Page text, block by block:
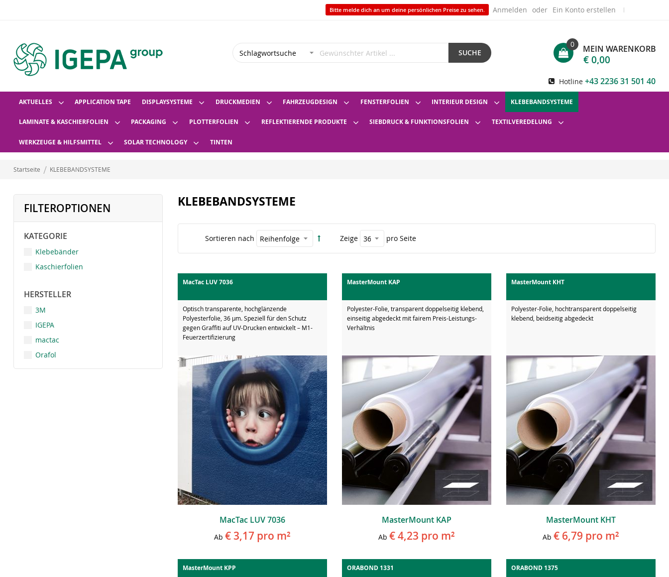
Bitte melde dich an um deine persönlichen Preise zu sehen. Anmelden Ein Konto erstellen
SUCHE MEIN WARENKORB
0
€ 0,00
Hotline +43 2236 31 501 40
AKTUELLES APPLICATION TAPE DISPLAYSYSTEME DRUCKMEDIEN FAHRZEUGDESIGN FENSTERFOLIEN INTERIEUR DESIGN KLEBEBANDSYSTEME
LAMINATE & KASCHIERFOLIEN PACKAGING PLOTTERFOLIEN REFLEKTIERENDE PRODUKTE SIEBDRUCK & FUNKTIONSFOLIEN TEXTILVEREDELUNG
WERKZEUGE & HILFSMITTEL SOLAR TECHNOLOGY TINTEN
Startseite KLEBEBANDSYSTEME
KLEBEBANDSYSTEME
Sortieren nach Zeige pro Seite
MacTac LUV 7036
Optisch transparente, hochglänzende
Polyesterfolie, 36 µm. Speziell für den Schutz
gegen Graffiti auf UV-Drucken entwickelt – M1-
Feuerzertifizierung
MacTac LUV 7036
Ab € 3,17 pro m²
MasterMount KAP
Polyester-Folie, transparent doppelseitig klebend,
einseitig abgedeckt mit fairem Preis-Leistungs-
Verhältnis
MasterMount KAP
Ab € 4,23 pro m²
MasterMount KHT
Polyester-Folie, hochtransparent doppelseitig
klebend, beidseitig abgedeckt
MasterMount KHT
Ab € 6,79 pro m²
MasterMount KPP ORABOND 1331 ORABOND 1375
FILTEROPTIONEN
KATEGORIE
Klebebänder
Kaschierfolien
HERSTELLER
3M
IGEPA
mactac
Orafol